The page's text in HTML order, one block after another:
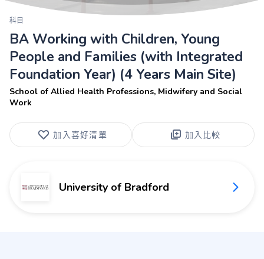
科目
BA Working with Children, Young
People and Families (with Integrated
Foundation Year) (4 Years Main Site)
School of Allied Health Professions, Midwifery and Social
Work
加入喜好清單 加入比較
University of Bradford